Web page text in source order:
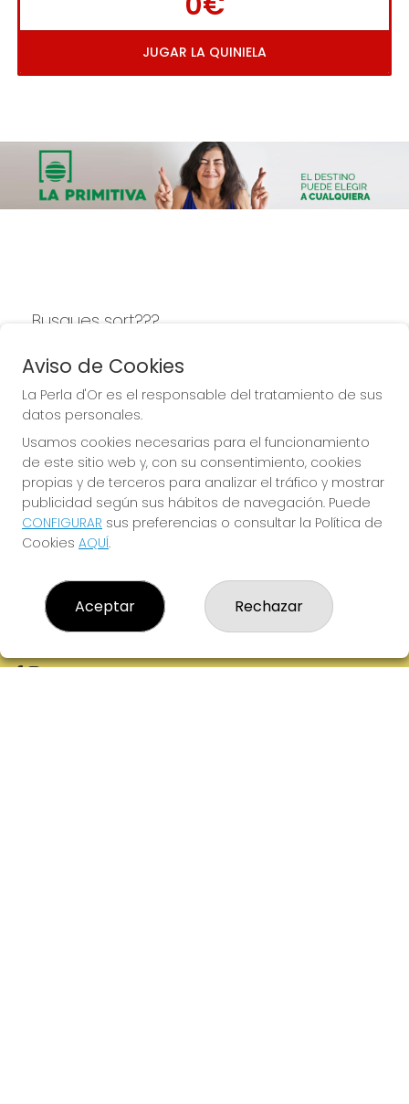
JUGAR LA QUINIELA
Busques sort???
LA PERLA D'OR
LA PERLA D'OR
¿Quiénes somos?
Comprar lotería
Resultados
Contacto
Empresas
Registro
Aviso de Cookies
La Perla d'Or es el responsable del tratamiento de sus
datos personales.
Usamos cookies necesarias para el funcionamiento
de este sitio web y, con su consentimiento, cookies
propias y de terceros para analizar el tráfico y mostrar
publicidad según sus hábitos de navegación. Puede
CONFIGURAR sus preferencias o consultar la Política de
Cookies AQUÍ.
Aceptar Rechazar